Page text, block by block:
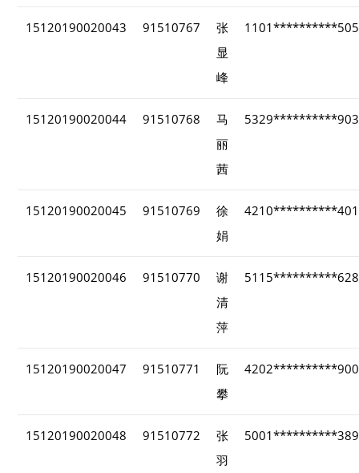
15120190020043 91510767
张
显
峰
15120190020044 91510768
马
丽
茜
15120190020045 91510769
徐
娟
15120190020046 91510770
谢
清
萍
15120190020047 91510771
阮
攀
15120190020048 91510772
张
羽